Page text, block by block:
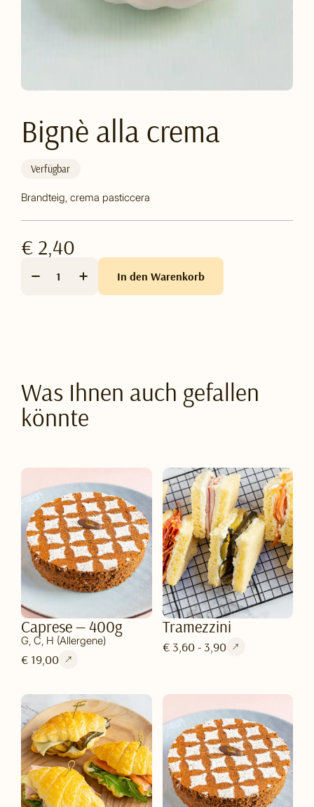
Bignè alla crema
Verfügbar
Brandteig, crema pasticcera
€ 2,40
In den Warenkorb
Was Ihnen auch gefallen
könnte
Caprese — 400g
G, C, H (Allergene)
€ 19,00
Tramezzini
€ 3,60 - 3,90